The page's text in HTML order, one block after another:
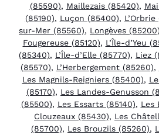
(85590), Maillezais (85420),
(85190), Luçon (85400),
sur-Mer (85560), Longèves (85200)
Fougereuse (85120), L’Île-d’Yeu
(85340), L’Île-d’Elle (85770), Liez
(85570), L’Herbergement (85260),
Les Magnils-Reigniers (85400),
(85170), Les Landes-Genusson
(85500), Les Essarts (85140), Les
Clouzeaux (85430), Les
(85700), Les Brouzils (85260),